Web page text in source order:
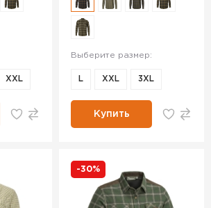
XXL
Выберите размер:
L XXL 3XL
Купить
-30%